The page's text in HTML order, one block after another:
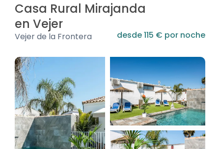
Casa Rural Mirajanda
en Vejer
desde 115 € por noche
Vejer de la Frontera